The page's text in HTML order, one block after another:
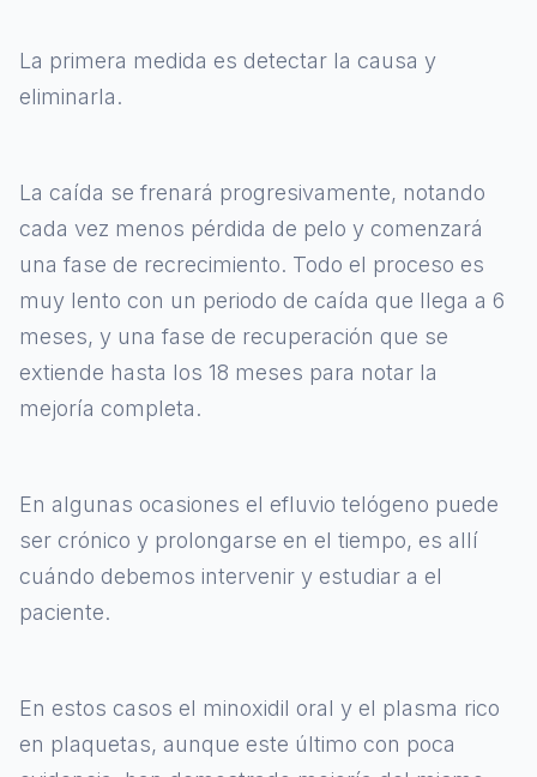
La primera medida es detectar la causa y
eliminarla.
La caída se frenará progresivamente, notando
cada vez menos pérdida de pelo y comenzará
una fase de recrecimiento. Todo el proceso es
muy lento con un periodo de caída que llega a 6
meses, y una fase de recuperación que se
extiende hasta los 18 meses para notar la
mejoría completa.
En algunas ocasiones el efluvio telógeno puede
ser crónico y prolongarse en el tiempo, es allí
cuándo debemos intervenir y estudiar a el
paciente.
En estos casos el minoxidil oral y el plasma rico
en plaquetas, aunque este último con poca